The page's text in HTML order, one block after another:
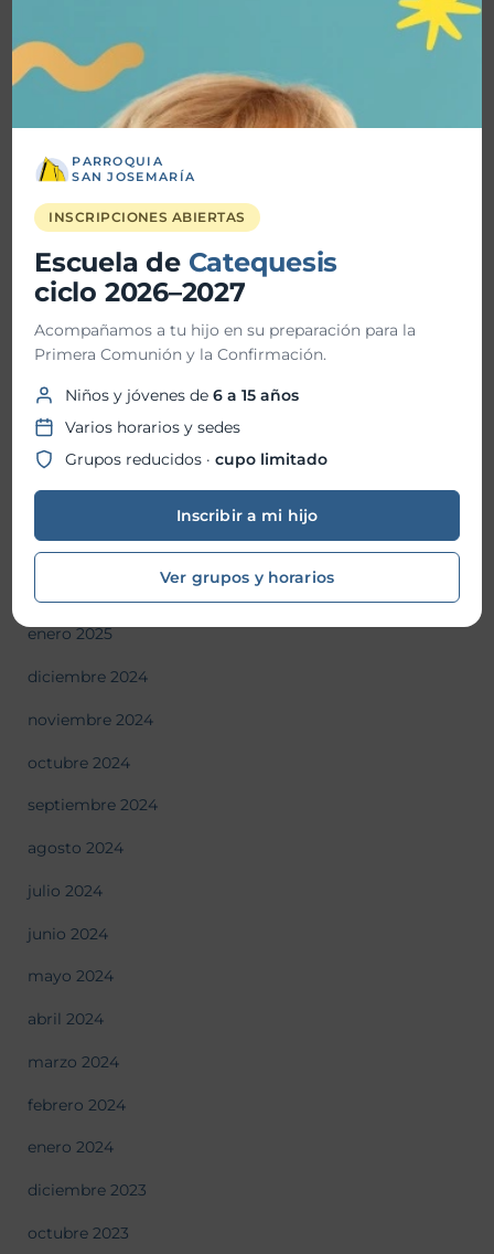
marzo 2026
febrero 2026
enero 2026
diciembre 2025
noviembre 2025
octubre 2025
septiembre 2025
agosto 2025
junio 2025
mayo 2025
marzo 2025
enero 2025
diciembre 2024
noviembre 2024
octubre 2024
septiembre 2024
agosto 2024
julio 2024
junio 2024
mayo 2024
abril 2024
marzo 2024
febrero 2024
enero 2024
diciembre 2023
octubre 2023
PARROQUIA
SAN JOSEMARÍA
INSCRIPCIONES ABIERTAS
Escuela de Catequesis
ciclo 2026–2027
Acompañamos a tu hijo en su preparación para la
Primera Comunión y la Confirmación.
Niños y jóvenes de6 a 15 años
Varios horarios y sedes
Grupos reducidos ·cupo limitado
Inscribir a mi hijo
Ver grupos y horarios